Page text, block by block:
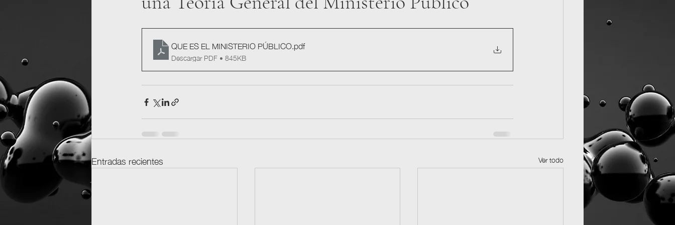
QUE ES EL MINISTERIO PÚBLICO.pdf
Descargar PDF • 845KB
Entradas recientes Ver todo